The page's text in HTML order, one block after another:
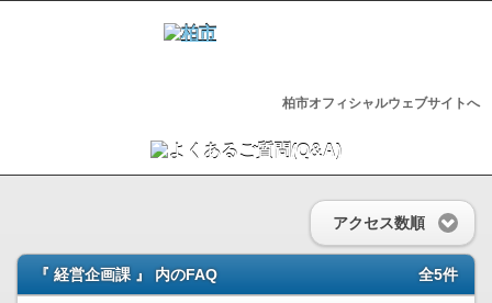
柏市オフィシャルウェブサイトへ
アクセス数順
『 経営企画課 』 内のFAQ 全5件